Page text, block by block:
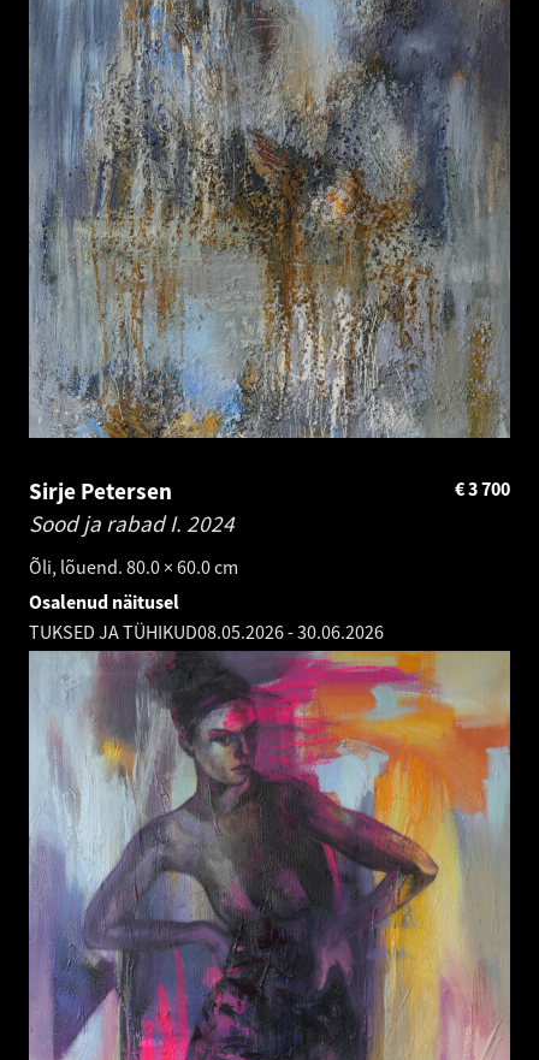
Sirje Petersen
Sood ja rabad I. 2024
Õli, lõuend. 80.0 × 60.0 cm
3 700
€
Osalenud näitusel
TUKSED JA TÜHIKUD08.05.2026-30.06.2026